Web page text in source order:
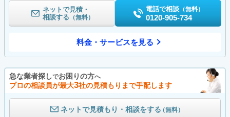
ネットで見積・
相談する （無料）
電話で相談 （無料）
0120-905-734
料金・サービスを見る
急な業者探しでお困りの方へ
プロの相談員が最大3社の見積もりまで手配します
ネットで見積もり・相談をする（無料）